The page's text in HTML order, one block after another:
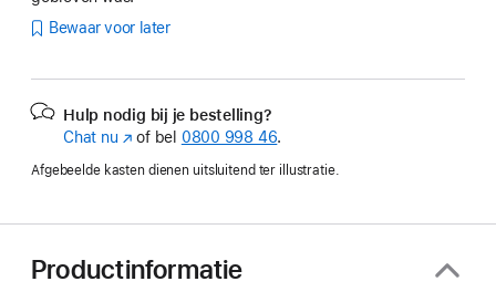
Bewaar voor later
Hulp nodig bij je bestelling?
Chat nu (Wordt
nieuw
geopend)
of bel 0800 998 46.
Afgebeelde kasten dienen uitsluitend ter illustratie.
Productinformatie